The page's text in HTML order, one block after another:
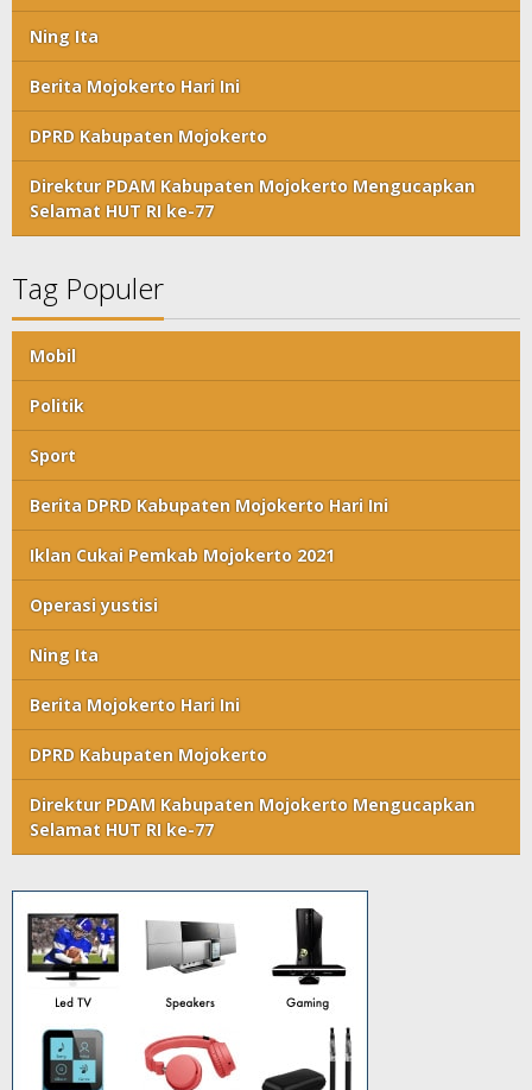
Ning Ita
Berita Mojokerto Hari Ini
DPRD Kabupaten Mojokerto
Direktur PDAM Kabupaten Mojokerto Mengucapkan
Selamat HUT RI ke-77
Tag Populer
Mobil
Politik
Sport
Berita DPRD Kabupaten Mojokerto Hari Ini
Iklan Cukai Pemkab Mojokerto 2021
Operasi yustisi
Ning Ita
Berita Mojokerto Hari Ini
DPRD Kabupaten Mojokerto
Direktur PDAM Kabupaten Mojokerto Mengucapkan
Selamat HUT RI ke-77